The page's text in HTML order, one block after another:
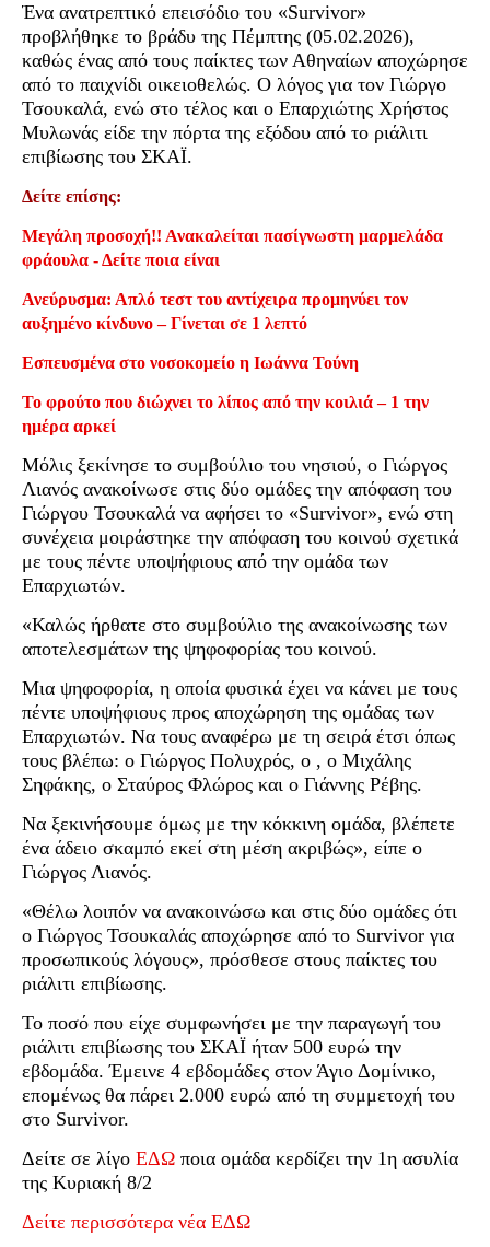
Ένα ανατρεπτικό επεισόδιο του «Survivor»
προβλήθηκε το βράδυ της Πέμπτης (05.02.2026),
καθώς ένας από τους παίκτες των Αθηναίων αποχώρησε
από το παιχνίδι οικειοθελώς. Ο λόγος για τον Γιώργο
Τσουκαλά, ενώ στο τέλος και ο Επαρχιώτης Χρήστος
Μυλωνάς είδε την πόρτα της εξόδου από το ριάλιτι
επιβίωσης του ΣΚΑΪ.
Δείτε επίσης:
Μεγάλη προσοχή!! Ανακαλείται πασίγνωστη μαρμελάδα
φράουλα - Δείτε ποια είναι
Ανεύρυσμα: Απλό τεστ του αντίχειρα προμηνύει τον
αυξημένο κίνδυνο – Γίνεται σε 1 λεπτό
Εσπευσμένα στο νοσοκομείο η Ιωάννα Τούνη
Το φρούτο που διώχνει το λίπος από την κοιλιά – 1 την
ημέρα αρκεί
Μόλις ξεκίνησε το συμβούλιο του νησιού, ο Γιώργος
Λιανός ανακοίνωσε στις δύο ομάδες την απόφαση του
Γιώργου Τσουκαλά να αφήσει το «Survivor», ενώ στη
συνέχεια μοιράστηκε την απόφαση του κοινού σχετικά
με τους πέντε υποψήφιους από την ομάδα των
Επαρχιωτών.
«Καλώς ήρθατε στο συμβούλιο της ανακοίνωσης των
αποτελεσμάτων της ψηφοφορίας του κοινού.
Μια ψηφοφορία, η οποία φυσικά έχει να κάνει με τους
πέντε υποψήφιους προς αποχώρηση της ομάδας των
Επαρχιωτών. Να τους αναφέρω με τη σειρά έτσι όπως
τους βλέπω: ο Γιώργος Πολυχρός, ο , ο Μιχάλης
Σηφάκης, ο Σταύρος Φλώρος και ο Γιάννης Ρέβης.
Να ξεκινήσουμε όμως με την κόκκινη ομάδα, βλέπετε
ένα άδειο σκαμπό εκεί στη μέση ακριβώς», είπε ο
Γιώργος Λιανός.
«Θέλω λοιπόν να ανακοινώσω και στις δύο ομάδες ότι
ο Γιώργος Τσουκαλάς αποχώρησε από το Survivor για
προσωπικούς λόγους», πρόσθεσε στους παίκτες του
ριάλιτι επιβίωσης.
Το ποσό που είχε συμφωνήσει με την παραγωγή του
ριάλιτι επιβίωσης του ΣΚΑΪ ήταν 500 ευρώ την
εβδομάδα. Έμεινε 4 εβδομάδες στον Άγιο Δομίνικο,
επομένως θα πάρει 2.000 ευρώ από τη συμμετοχή του
στο Survivor.
Δείτε σε λίγο ΕΔΩ ποια ομάδα κερδίζει την 1η ασυλία
της Κυριακή 8/2
Δείτε περισσότερα νέα ΕΔΩ